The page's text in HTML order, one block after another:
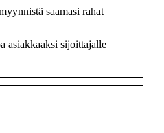
saamasi rahat
asiakkaaksi sijoittajalle